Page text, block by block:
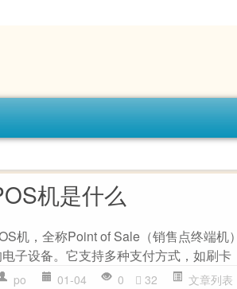
机是什么
机，全称Point of Sale（销售点终端
子设备。它支持多种支付方式，如刷卡
po 01-04 0 32 文章列表